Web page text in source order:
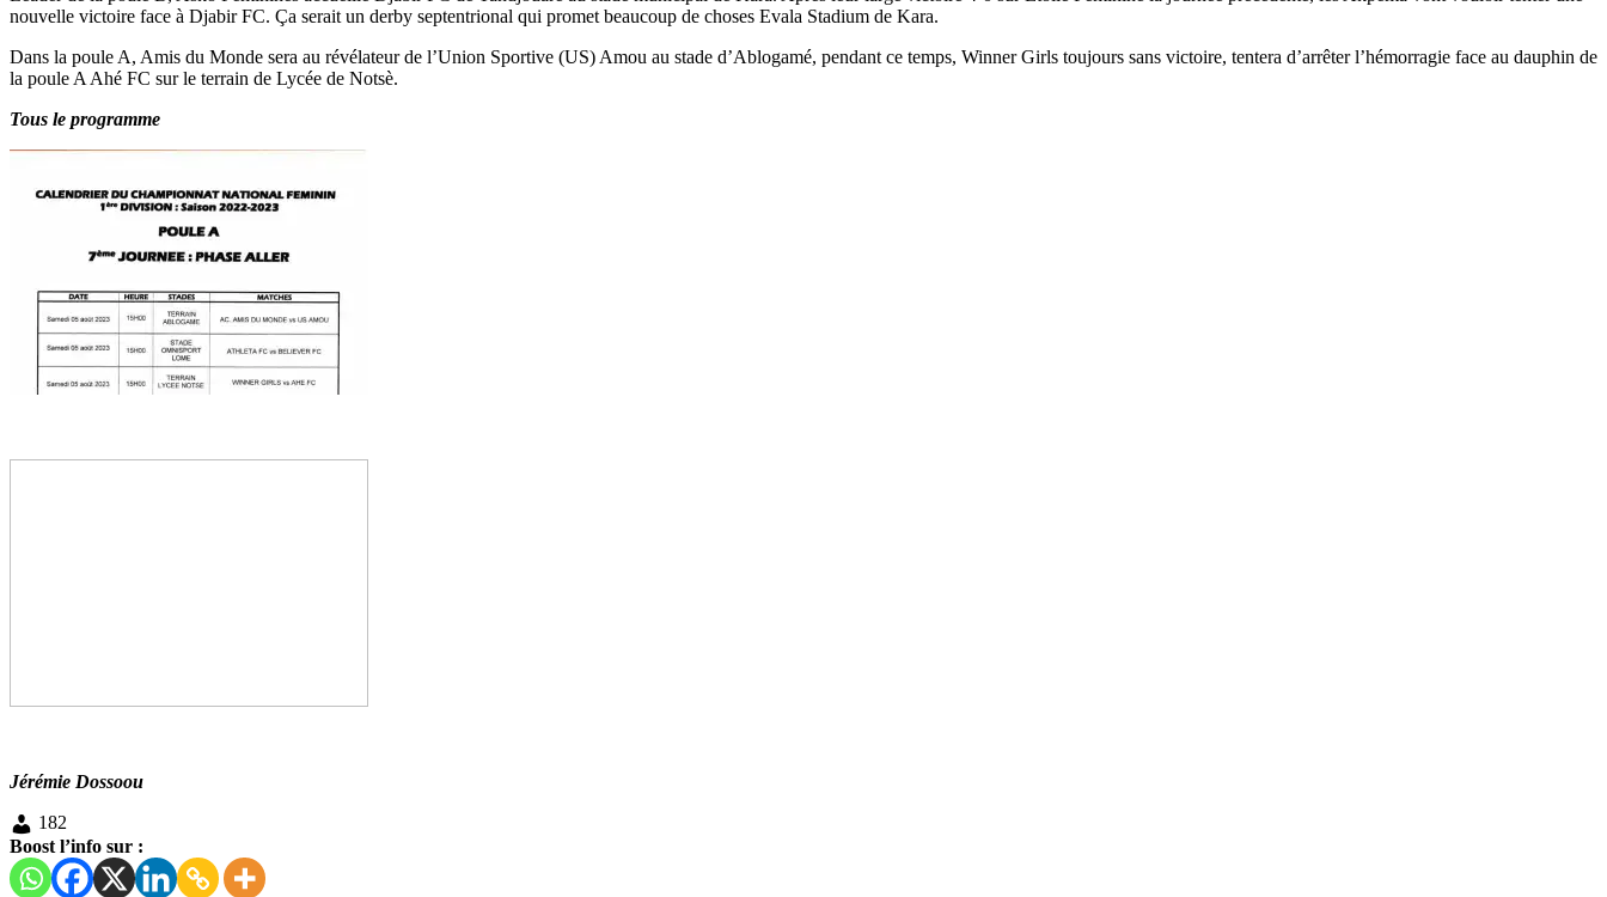
nouvelle victoire face à Djabir FC. Ça serait un derby septentrional qui promet beaucoup de choses Evala Stadium de Kara.
Dans la poule A, Amis du Monde sera au révélateur de l’Union Sportive (US) Amou au stade d’Ablogamé, pendant ce temps, Winner Girls toujours sans victoire, tentera d’arrêter l’hémorragie face au dauphin de
la poule A Ahé FC sur le terrain de Lycée de Notsè.
Tous le programme
Jérémie Dossoou
182
Boost l’info sur :